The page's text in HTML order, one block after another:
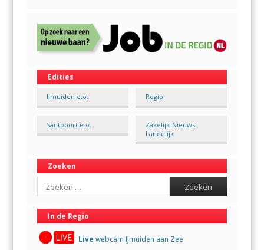
Edities
IJmuiden e.o. Regio
Santpoort e.o.
Zakelijk-Nieuws-
Landelijk
Zoeken
Search
In de Regio
Live webcam IJmuiden aan Zee